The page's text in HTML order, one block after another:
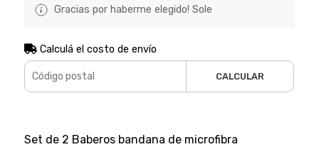
Gracias por haberme elegido! Sole
Calculá el costo de envío
CALCULAR
Set de 2 Baberos bandana de microfibra